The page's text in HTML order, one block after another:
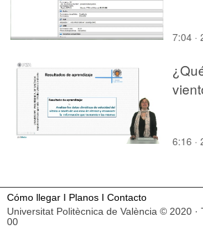
7:04 ·
6:16 ·
Cómo llegar I Planos I Contacto
Universitat Politècnica de València © 2020 ·
00